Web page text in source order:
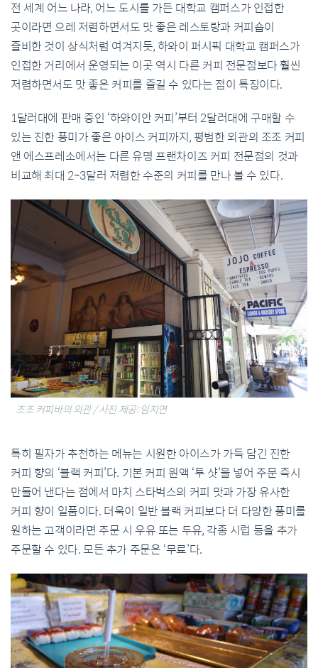
전 세계 어느 나라, 어느도시를 가든 대학교 캠퍼스가 인접한
곳이라면 으레 저렴하면서도 맛 좋은 레스토랑과 커피숍이
즐비한 것이 상식처럼 여겨지듯,하와이 퍼시픽 대학교 캠퍼스가
인접한 거리에서 운영되는 이 곳 역시 다른 커피 전문점보다훨씬
저렴하면서도 맛 좋은 커피를 즐길 수 있다는 점이 특징이다.
1달러대에 판매 중인 ‘하와이안 커피 ’부터 2달러대에 구매할 수
있는 진한 풍미가좋은 아이스 커피까지 , 평범한 외관의 조조 커피
앤 에스프레소에서는 다른 유명 프랜차이즈 커피 전문점의 것과
비교해 최대 2~3달러 저렴한 수준의 커피를 만나볼수 있다.
조조 커피바의 외관 / 사진 제공: 임지연
특히 필자가추천하는 메뉴는 시원한 아이스가 가득 담긴 진한
커피 향의 ‘블랙 커피’다. 기본 커피 원액 ‘투 샷’을 넣어 주문 즉시
만들어 낸다는 점에서 마치 스타벅스의 커피 맛과 가장유사한
커피 향이 일품이다. 더욱이 일반 블랙 커피보다 더 다양한풍미를
원하는 고객이라면 주문 시 우유또는 두유, 각종 시럽 등을 추가
주문할 수 있다.모든추가주문은 ‘무료’다.